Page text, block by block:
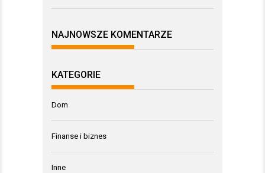
NAJNOWSZE KOMENTARZE
KATEGORIE
Dom
Finanse i biznes
Inne